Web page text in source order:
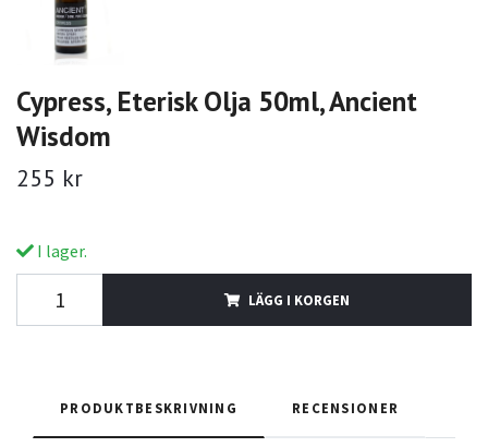
Cypress, Eterisk Olja 50ml, Ancient
Wisdom
255 kr
I lager.
LÄGG I KORGEN
PRODUKTBESKRIVNING RECENSIONER